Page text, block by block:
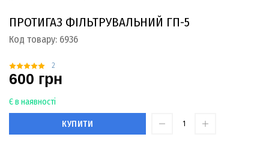
ПРОТИГАЗ ФІЛЬТРУВАЛЬНИЙ ГП-5
Код товару: 6936
2
600 грн
Є в наявності
КУПИТИ